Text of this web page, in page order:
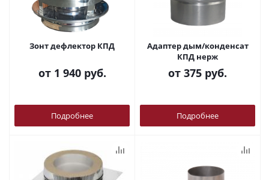
Зонт дефлектор КПД
от 1 940 руб.
Подробнее
Адаптер дым/конденсат
КПД нерж
от 375 руб.
Подробнее